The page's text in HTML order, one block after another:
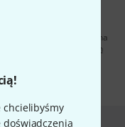
chcielibyśmy
na otrzymywanie
elektroniczną. Możesz
Więcej informacji na
wytycznych dotyczących